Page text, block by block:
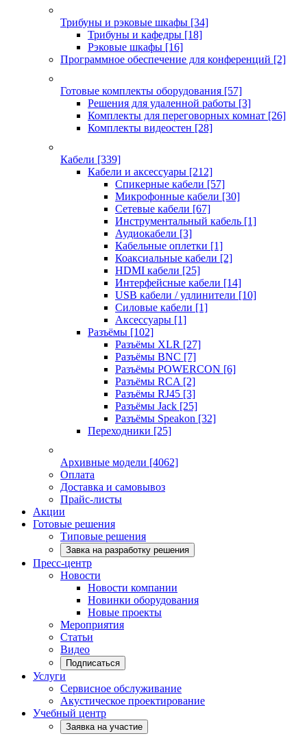
Трибуны и рэковые шкафы [34]
Трибуны и кафедры [18]
Рэковые шкафы [16]
Программное обеспечение для конференций [2]
Готовые комплекты оборудования [57]
Решения для удаленной работы [3]
Комплекты для переговорных комнат [26]
Комплекты видеостен [28]
Кабели [339]
Кабели и аксессуары [212]
Спикерные кабели [57]
Микрофонные кабели [30]
Сетевые кабели [67]
Инструментальный кабель [1]
Аудиокабели [3]
Кабельные оплетки [1]
Коаксиальные кабели [2]
HDMI кабели [25]
Интерфейсные кабели [14]
USB кабели / удлинители [10]
Силовые кабели [1]
Аксессуары [1]
Разъёмы [102]
Разъёмы XLR [27]
Разъёмы BNC [7]
Разъёмы POWERCON [6]
Разъёмы RCA [2]
Разъёмы RJ45 [3]
Разъёмы Jack [25]
Разъёмы Speakon [32]
Переходники [25]
Архивные модели [4062]
Оплата
Доставка и самовывоз
Прайс-листы
Акции
Готовые решения
Типовые решения
Завка на разработку решения
Пресс-центр
Новости
Новости компании
Новинки оборудования
Новые проекты
Мероприятия
Статьи
Видео
Подписаться
Услуги
Сервисное обслуживание
Акустическое проектирование
Учебный центр
Заявка на участие